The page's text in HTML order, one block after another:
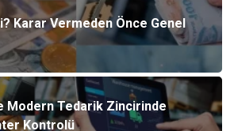
Karar Vermeden Önce Genel
Modern Tedarik Zincirinde
Kontrolü